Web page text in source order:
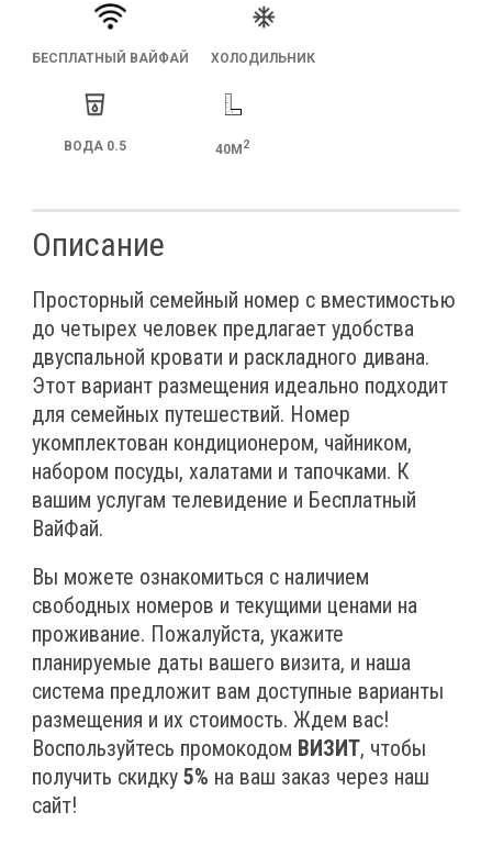
БЕСПЛАТНЫЙ ВАЙФАЙ ХОЛОДИЛЬНИК
ВОДА 0.5 40М2
Описание
Просторный семейный номер с вместимостью
до четырех человек предлагает удобства
двуспальной кровати и раскладного дивана.
Этот вариант размещения идеально подходит
для семейных путешествий. Номер
укомплектован кондиционером, чайником,
набором посуды, халатами и тапочками. К
вашим услугам телевидение и Бесплатный
ВайФай.
Вы можете ознакомиться с наличием
свободных номеров и текущими ценами на
проживание. Пожалуйста, укажите
планируемые даты вашего визита, и наша
система предложит вам доступные варианты
размещения и их стоимость. Ждем вас!
Воспользуйтесь промокодом ВИЗИТ, чтобы
получить скидку 5% на ваш заказ через наш
сайт!